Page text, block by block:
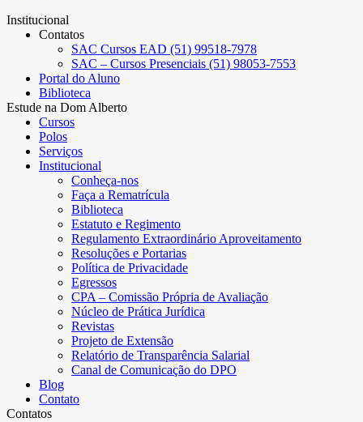
Institucional
Contatos
SAC Cursos EAD (51) 99518-7978
SAC – Cursos Presenciais (51) 98053-7553
Portal do Aluno
Biblioteca
Estude na Dom Alberto
Cursos
Polos
Serviços
Institucional
Conheça-nos
Faça a Rematrícula
Biblioteca
Estatuto e Regimento
Regulamento Extraordinário Aproveitamento
Resoluções e Portarias
Política de Privacidade
Egressos
CPA – Comissão Própria de Avaliação
Núcleo de Prática Jurídica
Revistas
Projeto de Extensão
Relatório de Transparência Salarial
Canal de Comunicação do DPO
Blog
Contato
Contatos